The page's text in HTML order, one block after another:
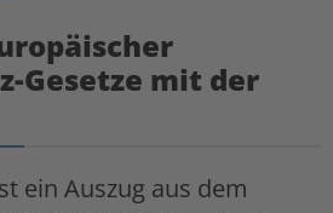
Gesetze mit der
ein Auszug aus dem